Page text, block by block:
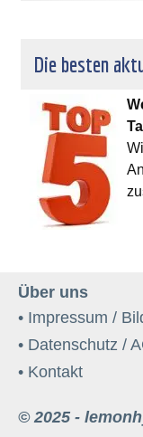
Die besten
Über uns
• Impressum /
• Datenschutz /
• Kontakt
© 2025 -